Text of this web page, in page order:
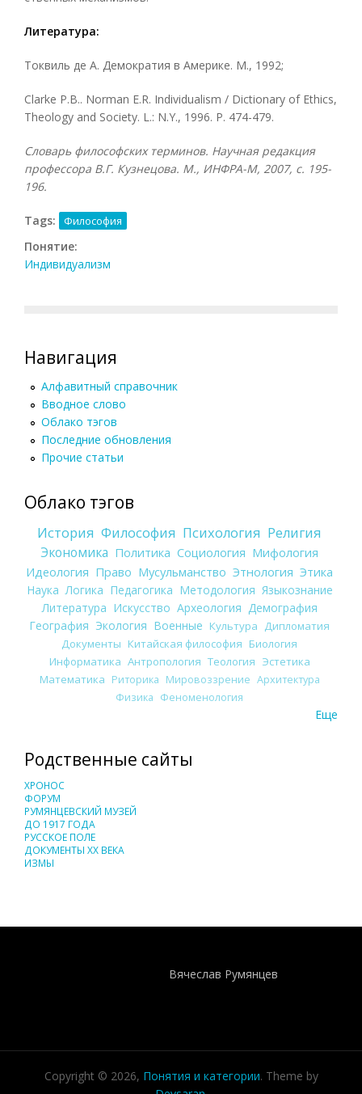
Литература:
Токвиль де А. Демократия в Америке. М., 1992;
Clarke Р.В.. Norman E.R. Individualism / Dictionary of Ethics,
Theology and Society. L.: N.Y., 1996. P. 474-479.
Словарь философских терминов. Научная редакция
профессора В.Г. Кузнецова. М., ИНФРА-М, 2007, с. 195-
196.
Tags: Философия
Понятие:
Индивидуализм
Навигация
Алфавитный справочник
Вводное слово
Облако тэгов
Последние обновления
Прочие статьи
Облако тэгов
История Философия Психология Религия
Экономика Политика Социология Мифология
Идеология Право Мусульманство Этнология Этика
Наука Логика Педагогика Методология Языкознание
Литература Искусство Археология Демография
География Экология Военные Культура
Дипломатия
Документы Китайская философия Биология
Информатика Антропология Теология Эстетика
Математика Риторика Мировоззрение Архитектура
Физика Феноменология
Еще
Родственные сайты
ХРОНОС
ФОРУМ
РУМЯНЦЕВСКИЙ МУЗЕЙ
ДО 1917 ГОДА
РУССКОЕ ПОЛЕ
ДОКУМЕНТЫ XX ВЕКА
ИЗМЫ
Вячеслав Румянцев
Copyright © 2026, Понятия и категории. Theme by